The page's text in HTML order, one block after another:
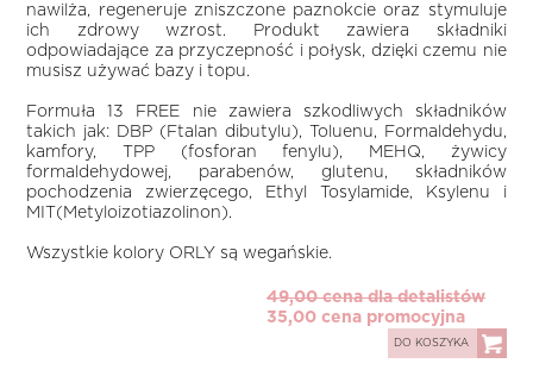
nawilża, regeneruje zniszczone paznokcie oraz stymuluje
ich zdrowy wzrost. Produkt zawiera składniki
odpowiadające za przyczepność i połysk, dzięki czemu nie
musisz używać bazy i topu.
Formuła 13 FREE nie zawiera szkodliwych składników
takich jak: DBP (Ftalan dibutylu), Toluenu, Formaldehydu,
kamfory, TPP (fosforan fenylu), MEHQ, żywicy
formaldehydowej, parabenów, glutenu, składników
pochodzenia zwierzęcego, Ethyl Tosylamide, Ksylenu i
MIT(Metyloizotiazolinon).
Wszystkie kolory ORLY są wegańskie.
49,00 cena dla detalistów
35,00 cena promocyjna
DO KOSZYKA